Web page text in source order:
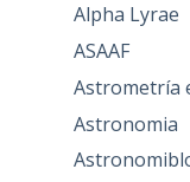
Alpha Lyrae
ASAAF
Astrometría
Astronomia